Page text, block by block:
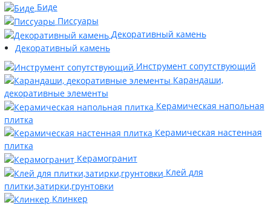
Биде
Писсуары
Декоративный камень
Декоративный камень
Инструмент сопутствующий
Карандаши,
декоративные элементы
Керамическая напольная
плитка
Керамическая настенная
плитка
Керамогранит
Клей для
плитки,затирки,грунтовки
Клинкер